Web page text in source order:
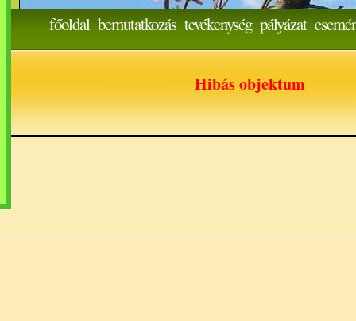
főoldal bemutatkozás tevékenység pályázat
Hibás objektum